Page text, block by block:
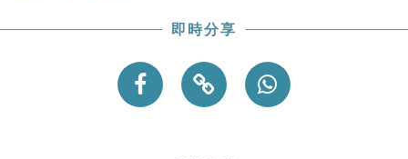
即時分享